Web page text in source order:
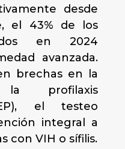
desde
el 43% de los
en 2024
avanzada.
brechas en la
profilaxis
el testeo
integral a
con VIH o sífilis.